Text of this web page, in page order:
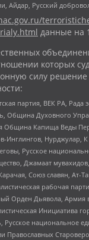
Айдар, Русский
данные на
которых
силу
партия, ВЕК РА, Рада
Община Духовного
Община Капища Веды
Инглингов, Нурджулар,
Русское
Джамаат
Союз славян, Ат-
рабочая
Орден Дьявола, Армия
Инициатива
Русское национальное
Православных